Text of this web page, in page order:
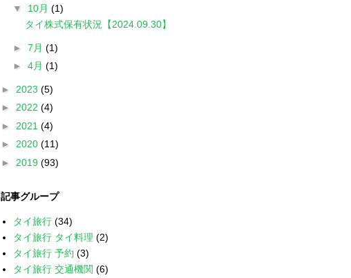
▼ 10月 (1)
タイ株式保有状況【2024.09.30】
► 7月 (1)
► 4月 (1)
► 2023 (5)
► 2022 (4)
► 2021 (4)
► 2020 (11)
► 2019 (93)
記事グループ
タイ旅行 (34)
タイ旅行 タイ料理 (2)
タイ旅行 予約 (3)
タイ旅行 交通機関 (6)